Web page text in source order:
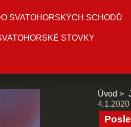
SVATOHORSKÝCH SCHODŮ
STOVKY
Úvod